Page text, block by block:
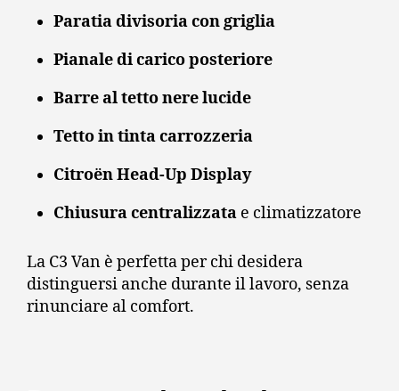
Paratia divisoria con griglia
Pianale di carico posteriore
Barre al tetto nere lucide
Tetto in tinta carrozzeria
Citroën Head-Up Display
Chiusura centralizzata e climatizzatore
La C3 Van è perfetta per chi desidera
distinguersi anche durante il lavoro, senza
rinunciare al comfort.